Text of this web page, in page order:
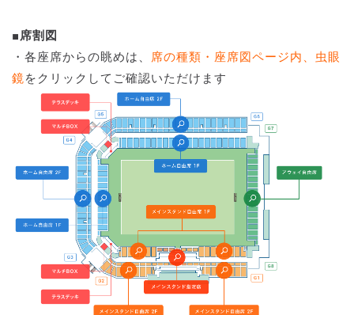
■席割図
・各座席からの眺めは、 席の種類・座席図ページ内、虫眼
鏡をクリックしてご確認いただけます